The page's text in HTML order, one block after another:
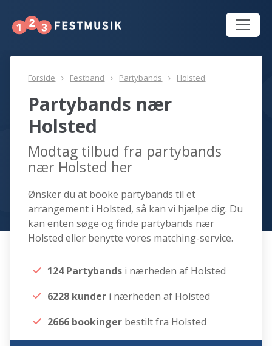
Forside Festband Partybands Holsted
Partybands nær
Holsted
Modtag tilbud fra partybands
nær Holsted her
Ønsker du at booke partybands til et
arrangement i Holsted, så kan vi hjælpe dig. Du
kan enten søge og finde partybands nær
Holsted eller benytte vores matching-service.
124 Partybands i nærheden af Holsted
6228 kunder i nærheden af Holsted
2666 bookinger bestilt fra Holsted